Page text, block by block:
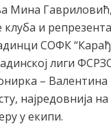
Мина
клуба и
СОФК
лиги
– Валентина
најредовнија
у екипи.